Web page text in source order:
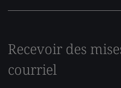
Recevoir des
courriel